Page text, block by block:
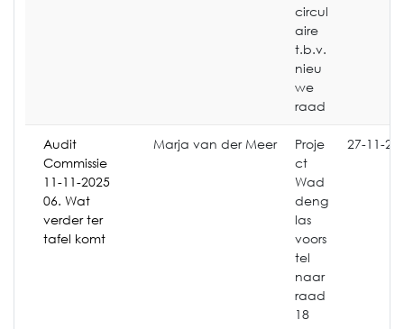
circul
aire
t.b.v.
nieu
we
raad
Audit
Commissie
11-11-2025
06. Wat
verder ter
tafel komt
Marja van der Meer
Proje
ct
Wad
deng
las
voors
tel
naar
raad
18
27-11-